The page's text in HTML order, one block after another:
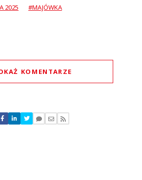
2025 #MAJÓWKA
KOMENTARZE
Nie znaleziono komentarzy
swoje komentarze